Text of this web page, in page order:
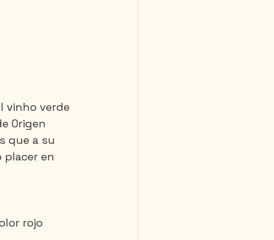
vinho verde
Origen
que a su
en
rojo